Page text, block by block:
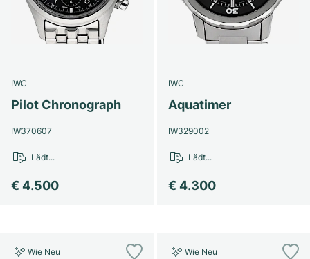
IWC
Pilot Chronograph
IW370607
€ 4.500
Lädt...
IWC
Aquatimer
IW329002
€ 4.300
Lädt...
Wie Neu Wie Neu